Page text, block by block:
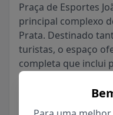
Praça de Esportes
principal complexo
Prata. Destinado
turistas, o espaço
completa que inclui
futebol, quadras
exclusivas para